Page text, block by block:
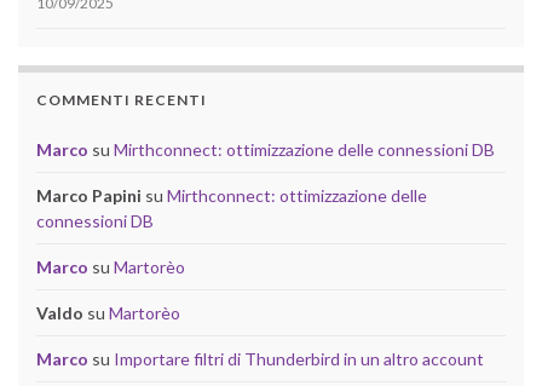
COMMENTI RECENTI
Marco su Mirthconnect: ottimizzazione delle connessioni DB
Marco Papini su Mirthconnect: ottimizzazione delle
connessioni DB
Marco su Martorèo
Valdo su Martorèo
Marco su Importare filtri di Thunderbird in un altro account